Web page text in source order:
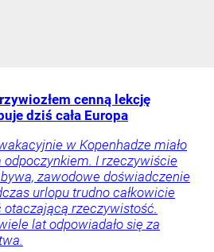
cenną lekcję
dziś cała Europa
w Kopenhadze miało
I rzeczywiście
zawodowe doświadczenie
urlopu trudno całkowicie
rzeczywistość.
lat odpowiadało się za